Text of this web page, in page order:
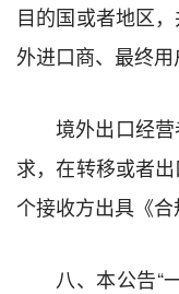
目的国或者地区
外进口商、最终用
境外出口经
求，在转移或者
个接收方出具《合
八、本公告“